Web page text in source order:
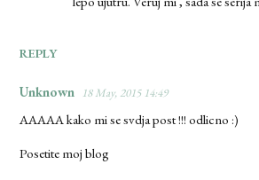
REPLY
Unknown 18 May, 2015 14:49
AAAAA kako mi se svdja post !!! odlicno :)
Posetite moj blog